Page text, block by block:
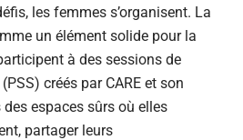
les femmes s’organisent. La
un élément solide pour la
à des sessions de
créés par CARE et son
espaces sûrs où elles
partager leurs